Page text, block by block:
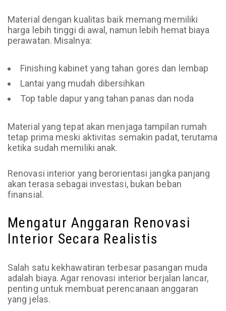
Material dengan kualitas baik memang memiliki
harga lebih tinggi di awal, namun lebih hemat biaya
perawatan. Misalnya:
Finishing kabinet yang tahan gores dan lembap
Lantai yang mudah dibersihkan
Top table dapur yang tahan panas dan noda
Material yang tepat akan menjaga tampilan rumah
tetap prima meski aktivitas semakin padat, terutama
ketika sudah memiliki anak.
Renovasi interior yang berorientasi jangka panjang
akan terasa sebagai investasi, bukan beban
finansial.
Mengatur Anggaran Renovasi
Interior Secara Realistis
Salah satu kekhawatiran terbesar pasangan muda
adalah biaya. Agar renovasi interior berjalan lancar,
penting untuk membuat perencanaan anggaran
yang jelas.